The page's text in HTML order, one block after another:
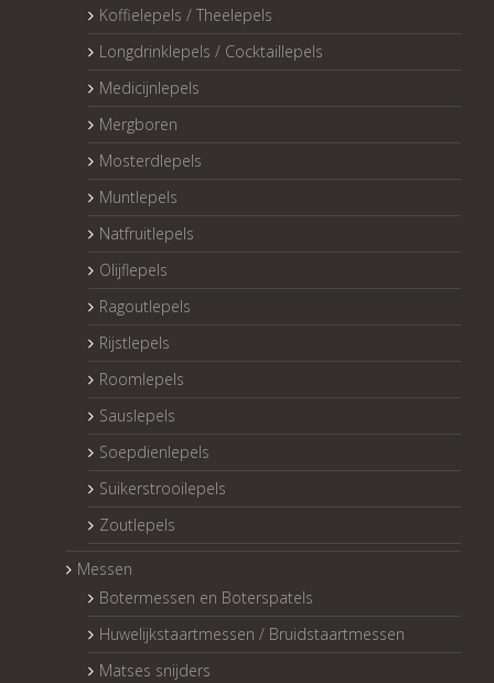
Koffielepels / Theelepels
Longdrinklepels / Cocktaillepels
Medicijnlepels
Mergboren
Mosterdlepels
Muntlepels
Natfruitlepels
Olijflepels
Ragoutlepels
Rijstlepels
Roomlepels
Sauslepels
Soepdienlepels
Suikerstrooilepels
Zoutlepels
Messen
Botermessen en Boterspatels
Huwelijkstaartmessen / Bruidstaartmessen
Matses snijders